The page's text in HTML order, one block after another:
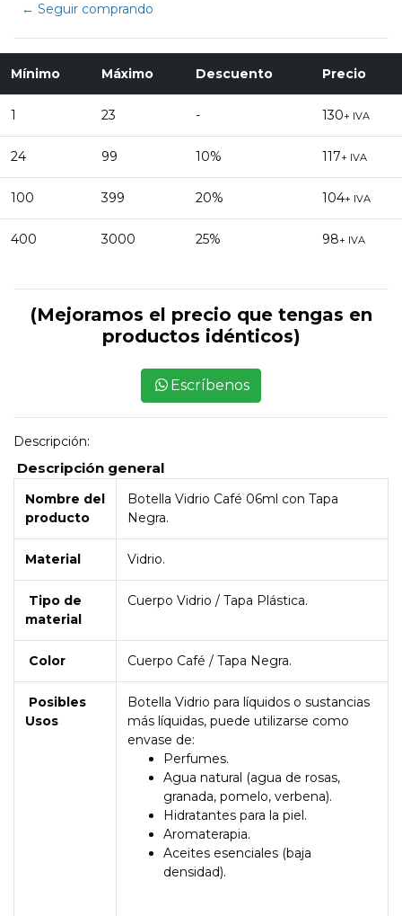
← Seguir comprando
Mínimo Máximo Descuento Precio
1 23 - 130+ IVA
24 99 10% 117+ IVA
100 399 20% 104+ IVA
400 3000 25% 98+ IVA
(Mejoramos el precio que tengas en
productos idénticos)
Escríbenos
Descripción:
Descripción general
Nombre del
producto
Botella Vidrio Café 06ml con Tapa
Negra.
Material Vidrio.
Tipo de
material
Cuerpo Vidrio / Tapa Plástica.
Color Cuerpo Café / Tapa Negra.
Posibles
Usos
Botella Vidrio para líquidos o sustancias
más líquidas, puede utilizarse como
envase de:
Perfumes.
Agua natural (agua de rosas,
granada, pomelo, verbena).
Hidratantes para la piel.
Aromaterapia.
Aceites esenciales (baja
densidad).